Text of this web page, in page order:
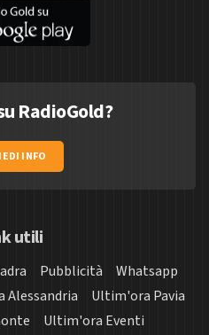
RadioGold?
INFO
utili
Pubblicità
Whatsapp
Alessandria
Ultim'ora Pavia
Ultim'ora Eventi